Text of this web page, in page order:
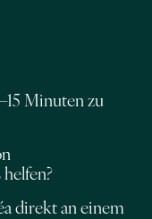
Minuten zu
direkt an einem